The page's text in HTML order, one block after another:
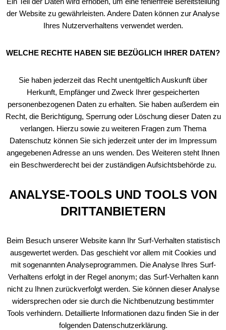
der Website zu gewährleisten. Andere Daten können zur Analyse
Ihres Nutzerverhaltens verwendet werden.
WELCHE RECHTE HABEN SIE BEZÜGLICH IHRER DATEN?
Sie haben jederzeit das Recht unentgeltlich Auskunft über
Herkunft, Empfänger und Zweck Ihrer gespeicherten
personenbezogenen Daten zu erhalten. Sie haben außerdem ein
Recht, die Berichtigung, Sperrung oder Löschung dieser Daten zu
verlangen. Hierzu sowie zu weiteren Fragen zum Thema
Datenschutz können Sie sich jederzeit unter der im Impressum
angegebenen Adresse an uns wenden. Des Weiteren steht Ihnen
ein Beschwerderecht bei der zuständigen Aufsichtsbehörde zu.
ANALYSE-TOOLS UND TOOLS VON
DRITTANBIETERN
Beim Besuch unserer Website kann Ihr Surf-Verhalten statistisch
ausgewertet werden. Das geschieht vor allem mit Cookies und
mit sogenannten Analyseprogrammen. Die Analyse Ihres Surf-
Verhaltens erfolgt in der Regel anonym; das Surf-Verhalten kann
nicht zu Ihnen zurückverfolgt werden. Sie können dieser Analyse
widersprechen oder sie durch die Nichtbenutzung bestimmter
Tools verhindern. Detaillierte Informationen dazu finden Sie in der
folgenden Datenschutzerklärung.